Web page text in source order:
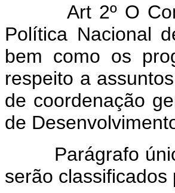
Art 2º O
Política Nacional
bem como os
respeito a
de coordenação
de
Parágrafo
serão